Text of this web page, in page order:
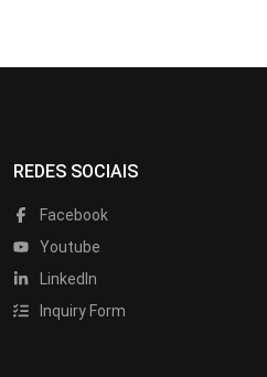
REDES SOCIAIS
Facebook
Youtube
LinkedIn
Inquiry Form